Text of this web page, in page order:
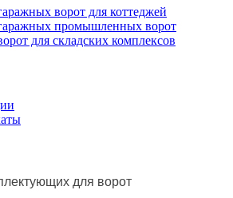
ворот для коттеджей
промышленных ворот
для складских комплексов
для ворот